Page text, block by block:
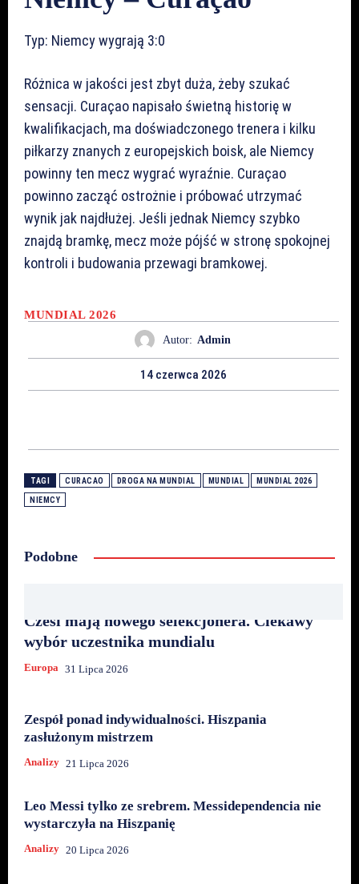
Typ: Niemcy wygrają 3:0
Różnica w jakości jest zbyt duża, żeby szukać
sensacji. Curaçao napisało świetną historię w
kwalifikacjach, ma doświadczonego trenera i kilku
piłkarzy znanych z europejskich boisk, ale Niemcy
powinny ten mecz wygrać wyraźnie. Curaçao
powinno zacząć ostrożnie i próbować utrzymać
wynik jak najdłużej. Jeśli jednak Niemcy szybko
znajdą bramkę, mecz może pójść w stronę spokojnej
kontroli i budowania przewagi bramkowej.
MUNDIAL 2026
Autor: Admin
14 czerwca 2026
TAGI CURACAO DROGA NA MUNDIAL MUNDIAL MUNDIAL 2026
NIEMCY
Podobne
Czesi mają nowego selekcjonera. Ciekawy
wybór uczestnika mundialu
Europa 31 Lipca 2026
Zespół ponad indywidualności. Hiszpania
zasłużonym mistrzem
Analizy 21 Lipca 2026
Leo Messi tylko ze srebrem. Messidependencia nie
wystarczyła na Hiszpanię
Analizy 20 Lipca 2026